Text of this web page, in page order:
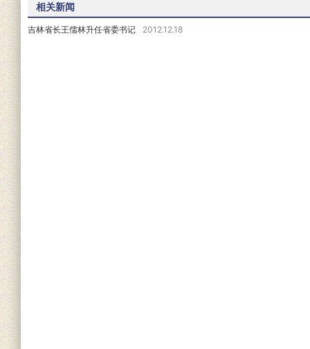
相关新闻
吉林省长王儒林升任省委书记 2012.12.18